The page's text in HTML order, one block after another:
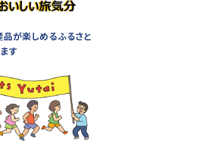
が楽しめるふるさと
す